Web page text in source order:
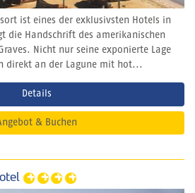
ist eines der exklusivsten Hotels in
die Handschrift des amerikanischen
Nicht nur seine exponierte Lage
direkt an der Lagune mit hot...
Details
& Buchen